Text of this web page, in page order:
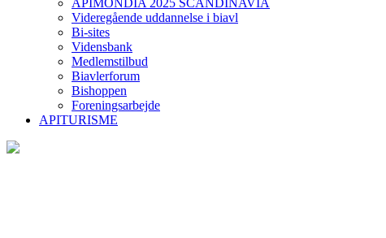
APIMONDIA 2025 SCANDINAVIA
Videregående uddannelse i biavl
Bi-sites
Vidensbank
Medlemstilbud
Biavlerforum
Bishoppen
Foreningsarbejde
APITURISME